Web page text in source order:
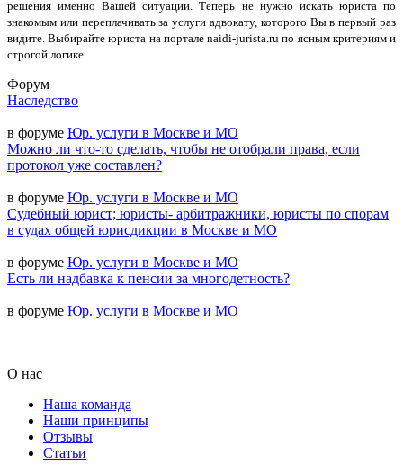
решения именно Вашей ситуации. Теперь не нужно искать юриста по
знакомым или переплачивать за услуги адвокату, которого Вы в первый раз
видите. Выбирайте юриста на портале naidi-jurista.ru по ясным критериям и
строгой логике.
Форум
Наследство
в форуме Юр. услуги в Москве и МО
Можно ли что-то сделать, чтобы не отобрали права, если
протокол уже составлен?
в форуме Юр. услуги в Москве и МО
Судебный юрист; юристы- арбитражники, юристы по спорам
в судах общей юрисдикции в Москве и МО
в форуме Юр. услуги в Москве и МО
Есть ли надбавка к пенсии за многодетность?
в форуме Юр. услуги в Москве и МО
О нас
Наша команда
Наши принципы
Отзывы
Статьи